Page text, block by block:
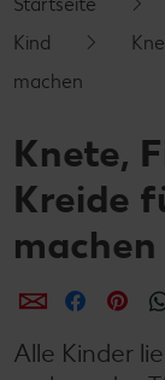
Kind
machen
Knete,
Kreide
machen
per E-Mail
per
Alle Kinder